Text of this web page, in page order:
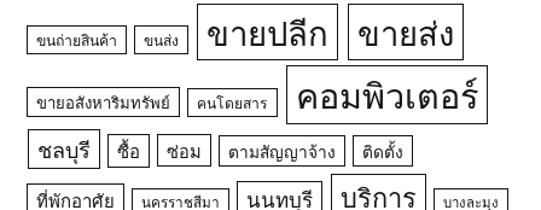
ขนถ่ายสินค้า ขนส่ง ขายปลีก ขายส่ง
ขายอสังหาริมทรัพย์ คนโดยสาร คอมพิวเตอร์
ชลบุรี ซื้อ ซ่อม ตามสัญญาจ้าง ติดตั้ง
ที่พักอาศัย นครราชสีมา นนทบุรี บริการ บางละมุง